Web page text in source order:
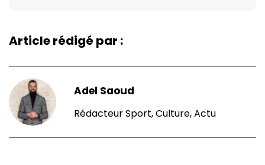
Article rédigé par :
Adel Saoud
Rédacteur Sport, Culture, Actu